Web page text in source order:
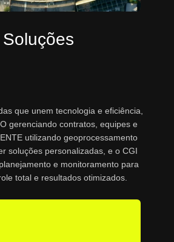
Soluções
que unem tecnologia e eficiência,
gerenciando contratos, equipes e
utilizando geoprocessamento
soluções personalizadas, e o CGI
e monitoramento para
total e resultados otimizados.